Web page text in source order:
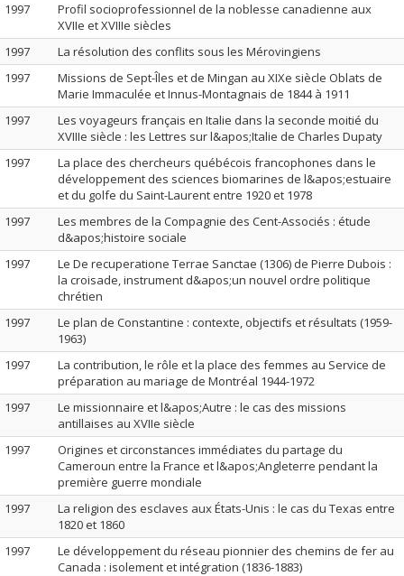
1997
Profil socioprofessionnel de la noblesse canadienne aux
XVIIe et XVIIIe siècles
1997
La résolution des conflits sous les Mérovingiens
1997
Missions de Sept-Îles et de Mingan au XIXe siècle Oblats de
Marie Immaculée et Innus-Montagnais de 1844 à 1911
1997
Les voyageurs français en Italie dans la seconde moitié du
XVIIIe siècle : les Lettres sur l&apos;Italie de Charles Dupaty
1997
La place des chercheurs québécois francophones dans le
développement des sciences biomarines de l&apos;estuaire
et du golfe du Saint-Laurent entre 1920 et 1978
1997
Les membres de la Compagnie des Cent-Associés : étude
d&apos;histoire sociale
1997
Le De recuperatione Terrae Sanctae (1306) de Pierre Dubois :
la croisade, instrument d&apos;un nouvel ordre politique
chrétien
1997
Le plan de Constantine : contexte, objectifs et résultats (1959-
1963)
1997
La contribution, le rôle et la place des femmes au Service de
préparation au mariage de Montréal 1944-1972
1997
Le missionnaire et l&apos;Autre : le cas des missions
antillaises au XVIIe siècle
1997
Origines et circonstances immédiates du partage du
Cameroun entre la France et l&apos;Angleterre pendant la
première guerre mondiale
1997
La religion des esclaves aux États-Unis : le cas du Texas entre
1820 et 1860
1997
Le développement du réseau pionnier des chemins de fer au
Canada : isolement et intégration (1836-1883)